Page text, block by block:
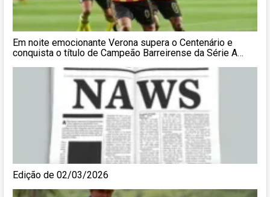
Em noite emocionante Verona supera o Centenário e
conquista o título de Campeão Barreirense da Série A
Edição de 02/03/2026